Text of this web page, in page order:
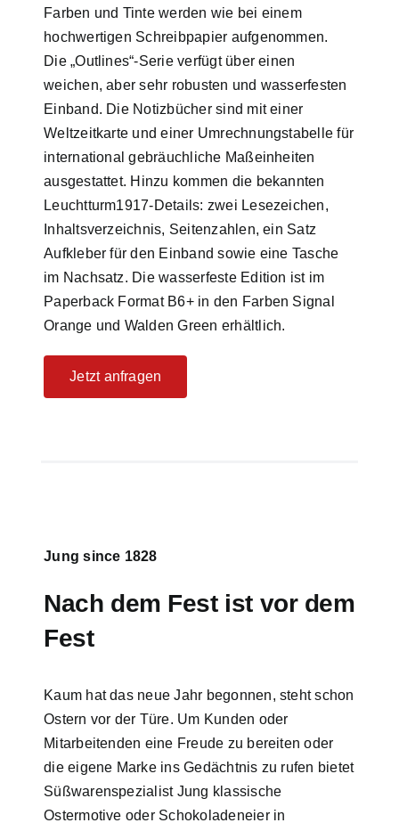
Farben und Tinte werden wie bei einem
hochwertigen Schreibpapier aufgenommen.
Die „Outlines“-Serie verfügt über einen
weichen, aber sehr robusten und wasserfesten
Einband. Die Notizbücher sind mit einer
Weltzeitkarte und einer Umrechnungstabelle für
international gebräuchliche Maßeinheiten
ausgestattet. Hinzu kommen die bekannten
Leuchtturm1917-Details: zwei Lesezeichen,
Inhaltsverzeichnis, Seitenzahlen, ein Satz
Aufkleber für den Einband sowie eine Tasche
im Nachsatz. Die wasserfeste Edition ist im
Paperback Format B6+ in den Farben Signal
Orange und Walden Green erhältlich.
Jetzt anfragen
Jung since 1828
Nach dem Fest ist vor dem
Fest
Kaum hat das neue Jahr begonnen, steht schon
Ostern vor der Türe. Um Kunden oder
Mitarbeitenden eine Freude zu bereiten oder
die eigene Marke ins Gedächtnis zu rufen bietet
Süßwarenspezialist Jung klassische
Ostermotive oder Schokoladeneier in